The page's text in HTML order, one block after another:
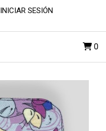
INICIAR SESIÓN
0